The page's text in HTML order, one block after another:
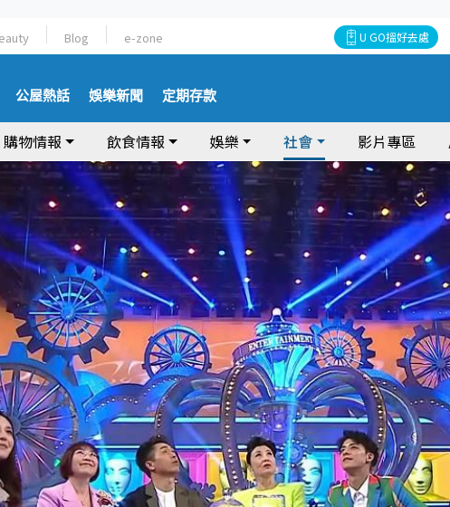
Blog e-zone U GO搵好去處
公屋熱話 娛樂新聞 定期存款
購物情報 飲食情報 娛樂 社會 影片專區